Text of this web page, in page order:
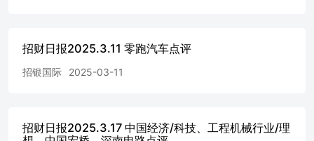
或各类损失或损害承担任何的法律责任。任何使用本报告信
息所作的投资决定完全由投资者自己承担风险。 本报告基
且不承诺作出任何相关变更的通知。本公司可发布其它与本
招财日报2025.3.11 零跑汽车点评
招银国际 2025-03-11
招财日报2025.3.17 中国经济/科技、工程机械行业/理